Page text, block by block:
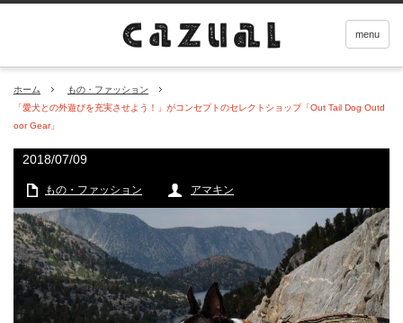
menu
ホーム
もの・ファッション
「愛犬との外遊びを充実させよう！」がコンセプトのセレクトショップ「Out Tail Dog Outd
oor Gear」
2018/07/09
もの・ファッション アマキン